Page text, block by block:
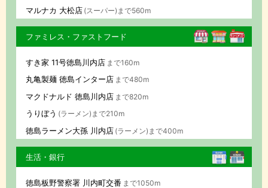
マルナカ 大松店 (スーパー)まで560m
ファミレス・ファストフード
すき家 11号徳島川内店 まで160m
丸亀製麺 徳島インター店 まで480m
マクドナルド 徳島川内店 まで820m
うりぼう (ラーメン)まで210m
徳島ラーメン大孫 川内店 (ラーメン)まで400m
生活・銀行
徳島板野警察署 川内町交番 まで1050m